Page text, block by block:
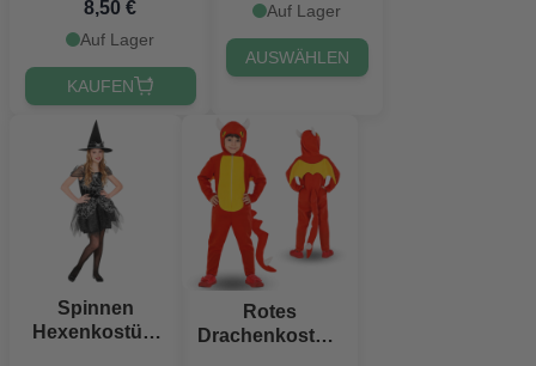
8,50 €
Auf Lager
KAUFEN
Auf Lager
AUSWÄHLEN
Spinnen
Hexenkostüm
Rotes
Drachenkostüm